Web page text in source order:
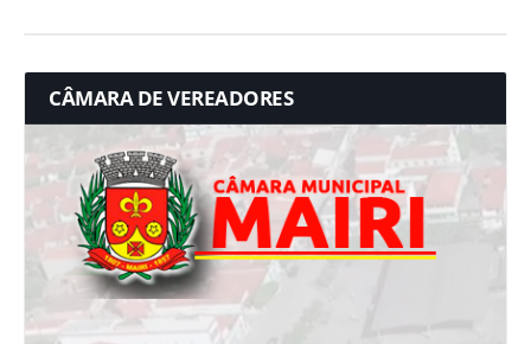
CÂMARA DE VEREADORES